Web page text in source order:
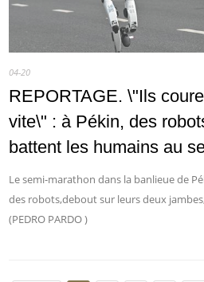
04-20
REPORTAGE. \"Ils
vite\" : à Pékin, des
battent les humains au
Le semi-marathon dans la banlieue de
des robots,debout sur leurs deux
(PEDRO PARDO )